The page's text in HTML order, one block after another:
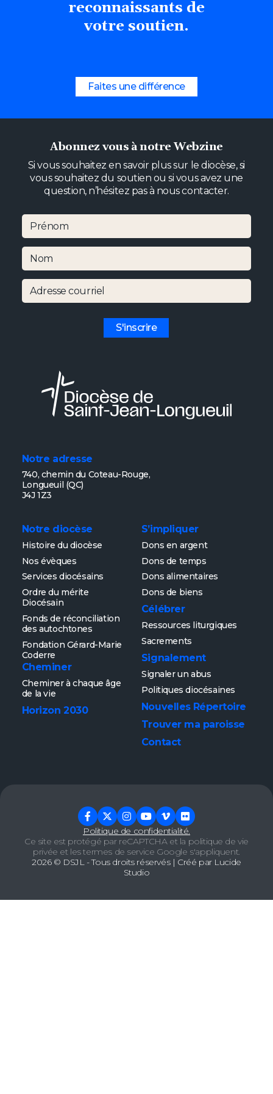
reconnaissants de
votre soutien.
Faites une différence
Notre adresse
740, chemin du Coteau-Rouge,
Longueuil (QC)
J4J 1Z3
Notre diocèse
Histoire du diocèse
Nos évèques
Services diocésains
Ordre du mérite
Diocésain
Fonds de réconciliation
des autochtones
Fondation Gérard-Marie
Coderre
Cheminer
Cheminer à chaque âge
de la vie
Horizon 2030
S’impliquer
Dons en argent
Dons de temps
Dons alimentaires
Dons de biens
Célébrer
Ressources liturgiques
Sacrements
Signalement
Signaler un abus
Politiques diocésaines
Nouvelles Répertoire
Trouver ma paroisse
Contact
Abonnez vous à notre Webzine
Si vous souhaitez en savoir plus sur le diocèse, si
vous souhaitez du soutien ou si vous avez une
question, n’hésitez pas à nous contacter.
Prénom
Nom
Adresse courriel
S'inscrire
2026 © DSJL- Tous droits réservés | Créé par Lucide
Studio
Politique de confidentialité.
Ce site est protégé par reCAPTCHA et la politique de vie
privée et lestermes de service Google s'appliquent.